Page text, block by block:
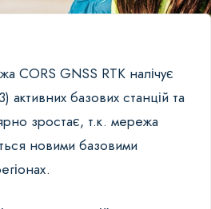
CORS GNSS RTK налічує
базових станцій та
зростає, т.к. мережа
новими базовими